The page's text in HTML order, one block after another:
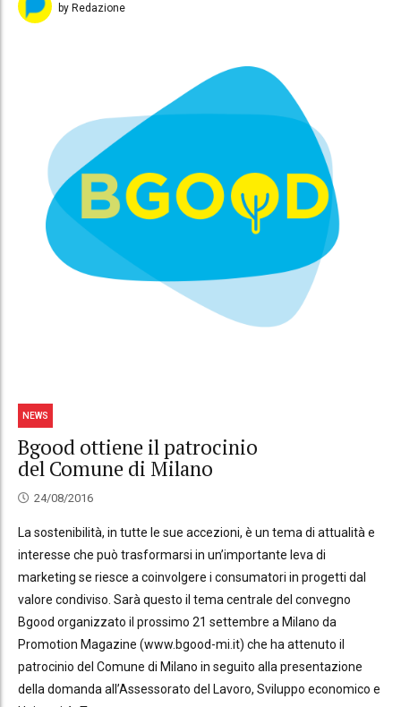
by Redazione
NEWS
Bgood ottiene il patrocinio
del Comune di Milano
24/08/2016
La sostenibilità, in tutte le sue accezioni, è un tema di attualità e
interesse che può trasformarsi in un’importante leva di
marketing se riesce a coinvolgere i consumatori in progetti dal
valore condiviso. Sarà questo il tema centrale del convegno
Bgood organizzato il prossimo 21 settembre a Milano da
Promotion Magazine (www.bgood-mi.it) che ha attenuto il
patrocinio del Comune di Milano in seguito alla presentazione
della domanda all’Assessorato del Lavoro, Sviluppo economico e